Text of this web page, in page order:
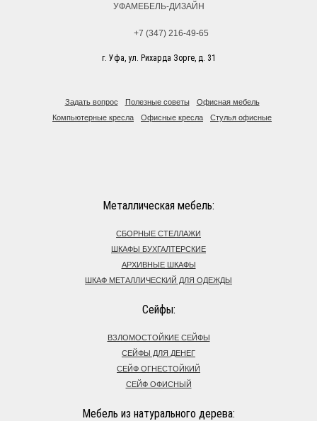
УФАМЕБЕЛЬ-ДИЗАЙН
+7 (347) 216-49-65
г. Уфа, ул. Рихарда Зорге, д. 31
Задать вопрос Полезные советы
Офисная мебель
Компьютерные кресла
Офисные кресла Стулья офисные
Металлическая мебель:
СБОРНЫЕ СТЕЛЛАЖИ
ШКАФЫ БУХГАЛТЕРСКИЕ
АРХИВНЫЕ ШКАФЫ
ШКАФ МЕТАЛЛИЧЕСКИЙ ДЛЯ ОДЕЖДЫ
Сейфы:
ВЗЛОМОСТОЙКИЕ СЕЙФЫ
СЕЙФЫ ДЛЯ ДЕНЕГ
СЕЙФ ОГНЕСТОЙКИЙ
СЕЙФ ОФИСНЫЙ
Мебель из натурального дерева: